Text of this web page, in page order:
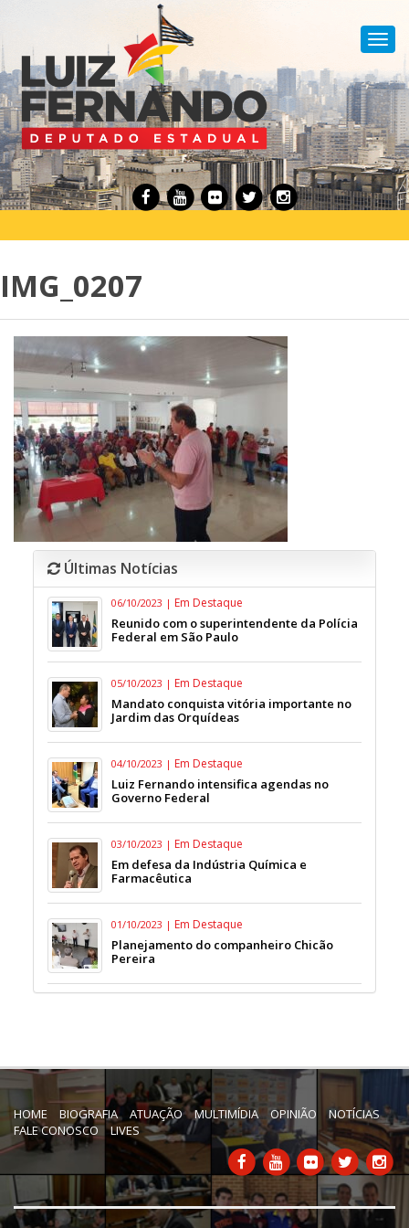
IMG_0207
Últimas Notícias
06/10/2023 | Em Destaque
Reunido com o superintendente da Polícia
Federal em São Paulo
05/10/2023 | Em Destaque
Mandato conquista vitória importante no
Jardim das Orquídeas
04/10/2023 | Em Destaque
Luiz Fernando intensifica agendas no
Governo Federal
03/10/2023 | Em Destaque
Em defesa da Indústria Química e
Farmacêutica
01/10/2023 | Em Destaque
Planejamento do companheiro Chicão
Pereira
HOME BIOGRAFIA ATUAÇÃO MULTIMÍDIA OPINIÃO
NOTÍCIAS
FALE CONOSCO
LIVES